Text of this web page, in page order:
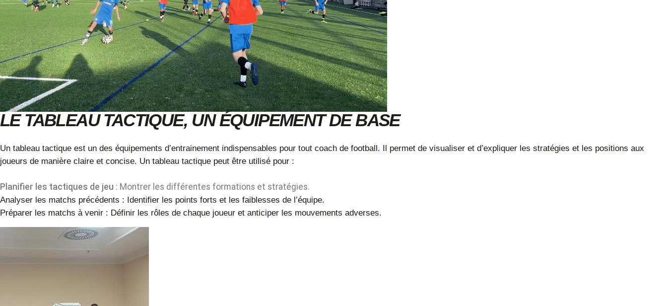
LE TABLEAU TACTIQUE, UN ÉQUIPEMENT DE BASE
Un tableau tactique est un des équipements d’entrainement indispensables pour tout coach de football. Il permet de visualiser et d’expliquer les stratégies et les positions aux
joueurs de manière claire et concise. Un tableau tactique peut être utilisé pour :
Planifier les tactiques de jeu : Montrer les différentes formations et stratégies.
Analyser les matchs précédents : Identifier les points forts et les faiblesses de l’équipe.
Préparer les matchs à venir : Définir les rôles de chaque joueur et anticiper les mouvements adverses.